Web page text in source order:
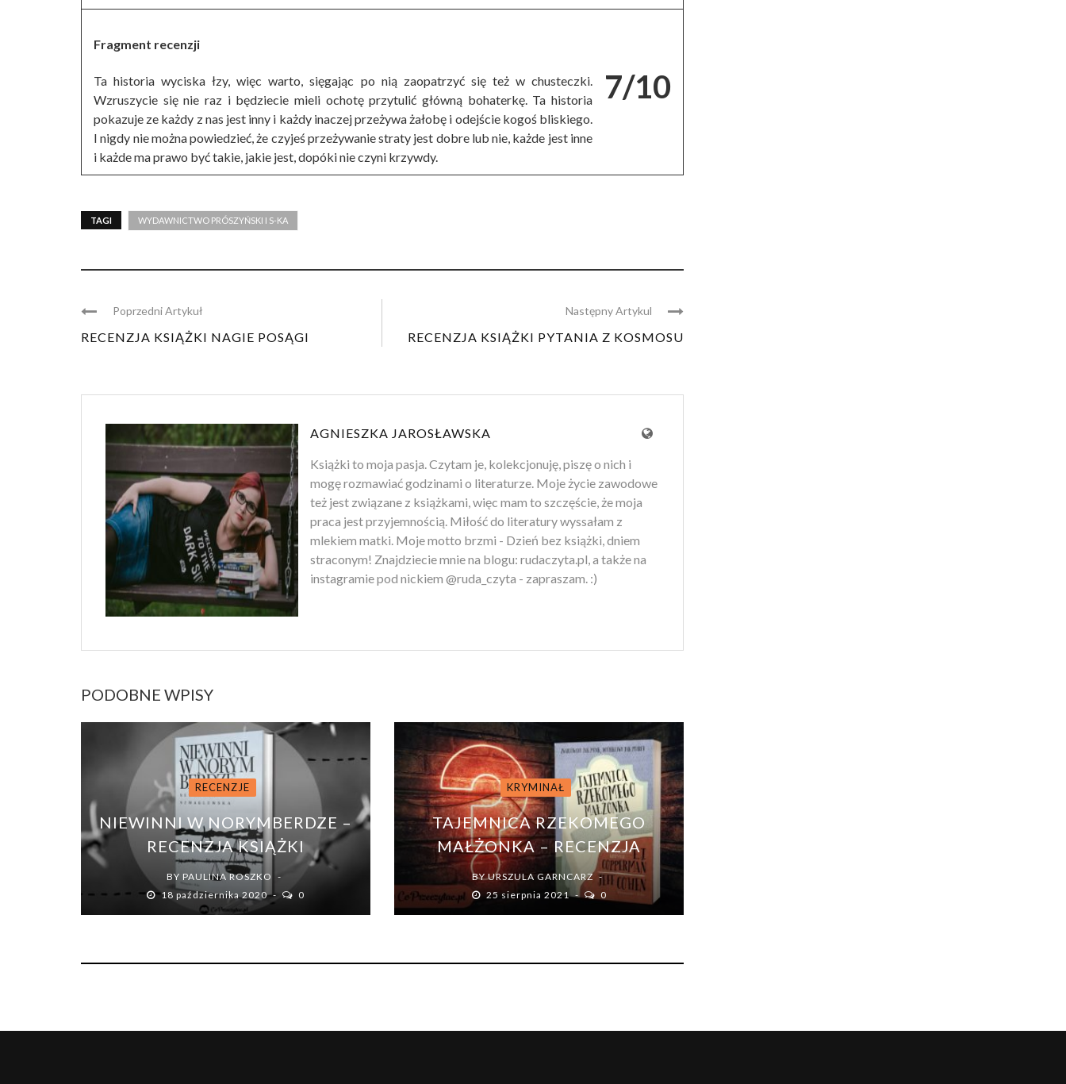
7/10
Fragment recenzji
Ta historia wyciska łzy, więc warto, sięgając po nią zaopatrzyć się też w chusteczki.
Wzruszycie się nie raz i będziecie mieli ochotę przytulić główną bohaterkę. Ta historia
pokazuje ze każdy z nas jest inny i każdy inaczej przeżywa żałobę i odejście kogoś bliskiego.
I nigdy nie można powiedzieć, że czyjeś przeżywanie straty jest dobre lub nie, każde jest inne
i każde ma prawo być takie, jakie jest, dopóki nie czyni krzywdy.
TAGI WYDAWNICTWO PRÓSZYŃSKI I S-KA
Poprzedni Artykuł
RECENZJA KSIĄŻKI NAGIE POSĄGI
Następny Artykul
RECENZJA KSIĄŻKI PYTANIA Z KOSMOSU
AGNIESZKA JAROSŁAWSKA
Książki to moja pasja. Czytam je, kolekcjonuję, piszę o nich i
mogę rozmawiać godzinami o literaturze. Moje życie zawodowe
też jest związane z książkami, więc mam to szczęście, że moja
praca jest przyjemnością. Miłość do literatury wyssałam z
mlekiem matki. Moje motto brzmi - Dzień bez książki, dniem
straconym! Znajdziecie mnie na blogu: rudaczyta.pl, a także na
instagramie pod nickiem @ruda_czyta - zapraszam. :)
PODOBNE WPISY
RECENZJE
NIEWINNI W NORYMBERDZE –
RECENZJA KSIĄŻKI
BY PAULINA ROSZKO
18 października 2020
0
KRYMINAŁ
TAJEMNICA RZEKOMEGO
MAŁŻONKA – RECENZJA
BYURSZULA GARNCARZ
25 sierpnia 2021
0